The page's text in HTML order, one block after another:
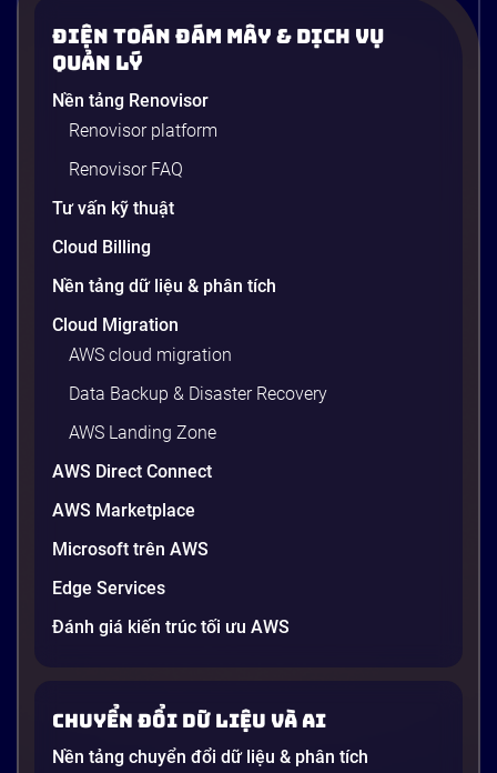
Điện Toán Đám Mây & Dịch Vụ
Quản Lý
Nền tảng Renovisor
Renovisor platform
Renovisor FAQ
Tư vấn kỹ thuật
Cloud Billing
Nền tảng dữ liệu & phân tích
Cloud Migration
AWS cloud migration
Data Backup & Disaster Recovery
AWS Landing Zone
AWS Direct Connect
AWS Marketplace
Microsoft trên AWS
Edge Services
Đánh giá kiến trúc tối ưu AWS
Chuyển đổi dữ liệu và AI
Nền tảng chuyển đổi dữ liệu & phân tích